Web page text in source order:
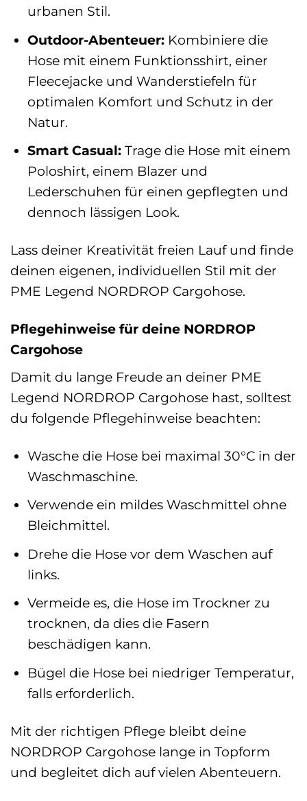
urbanen Stil.
Outdoor-Abenteuer:Kombiniere die
Hose mit einem Funktionsshirt, einer
Fleecejacke und Wanderstiefeln für
optimalen Komfort und Schutz in der
Natur.
Smart Casual:Trage die Hose mit einem
Poloshirt, einem Blazer und
Lederschuhen für einen gepflegten und
dennoch lässigen Look.
Lass deiner Kreativität freien Lauf und finde
deinen eigenen, individuellen Stil mit der
PME Legend NORDROP Cargohose.
Pflegehinweise für deine NORDROP
Cargohose
Damit du lange Freude an deiner PME
Legend NORDROP Cargohose hast, solltest
du folgende Pflegehinweise beachten:
Wasche die Hose bei maximal 30°C in der
Waschmaschine.
Verwende ein mildes Waschmittel ohne
Bleichmittel.
Drehe die Hose vor dem Waschen auf
links.
Vermeide es, die Hose im Trockner zu
trocknen, da dies die Fasern
beschädigen kann.
Bügel die Hose bei niedriger Temperatur,
falls erforderlich.
Mit der richtigen Pflege bleibt deine
NORDROP Cargohose lange in Topform
und begleitet dich auf vielen Abenteuern.